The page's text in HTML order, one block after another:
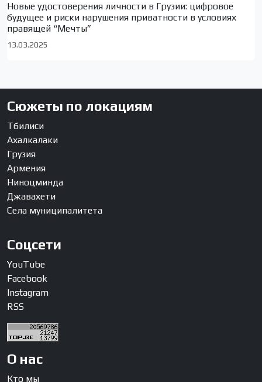
Новые удостоверения личности в Грузии: цифровое
будущее и риски нарушения приватности в условиях
правящей “Мечты”
13.03.2025
Сюжеты по локациям
Тбилиси
Ахалкалаки
Грузия
Армения
Ниноцминда
Джавахети
Села муниципалитета
Соцсети
YouTube
Facebook
Instagram
RSS
О нас
Кто мы